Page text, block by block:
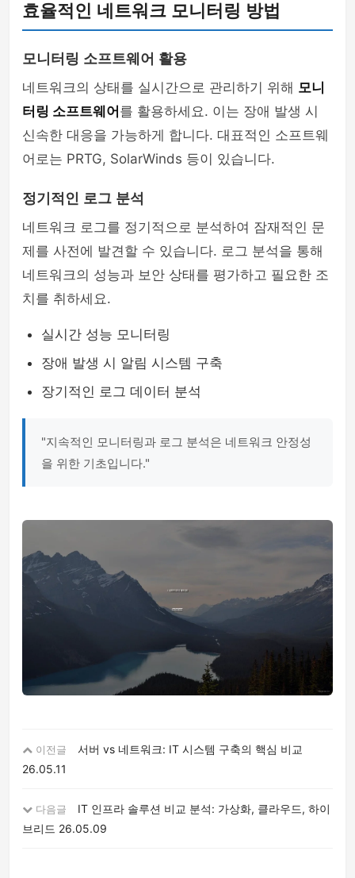
효율적인 네트워크 모니터링 방법
모니터링 소프트웨어 활용
네트워크의 상태를 실시간으로 관리하기 위해 모니
터링 소프트웨어 를 활용하세요. 이는 장애 발생 시
신속한 대응을 가능하게 합니다. 대표적인 소프트웨
어로는 PRTG, SolarWinds 등이 있습니다.
정기적인 로그 분석
네트워크 로그를 정기적으로 분석하여 잠재적인 문
제를 사전에 발견할 수 있습니다. 로그 분석을 통해
네트워크의 성능과 보안 상태를 평가하고 필요한 조
치를 취하세요.
실시간 성능 모니터링
장애 발생 시 알림 시스템 구축
장기적인 로그 데이터 분석
"지속적인 모니터링과 로그 분석은 네트워크 안정성
을 위한 기초입니다."
이전글
서버 vs 네트워크: IT 시스템 구축의 핵심 비교
26.05.11
다음글
IT 인프라 솔루션 비교 분석: 가상화, 클라우드, 하이
브리드 26.05.09